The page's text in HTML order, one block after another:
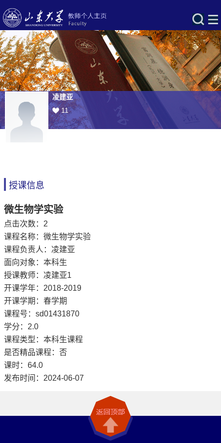
凌建亚
11
授课信息
微生物学实验
点击次数： 2
课程名称：微生物学实验
课程负责人：凌建亚
面向对象：本科生
授课教师：凌建亚1
开课学年：2018-2019
开课学期：春学期
课程号：sd01431870
学分：2.0
课程类型：本科生课程
是否精品课程：否
课时：64.0
发布时间：2024-06-07